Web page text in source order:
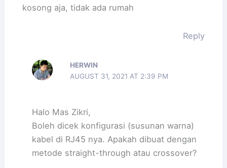
kosong aja, tidak ada rumah
Reply
HERWIN
AUGUST 31, 2021 AT 2:39 PM
Halo Mas Zikri,
Boleh dicek konfigurasi (susunan warna)
kabel di RJ45 nya. Apakah dibuat dengan
metode straight-through atau crossover?